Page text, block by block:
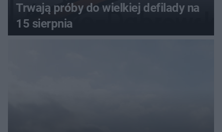
Trwają próby do wielkiej defilady na
15 sierpnia